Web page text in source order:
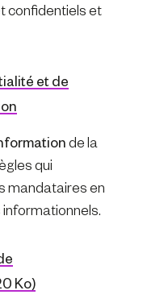
confidentiels et
et de
de la
qui
mandataires en
Ko)